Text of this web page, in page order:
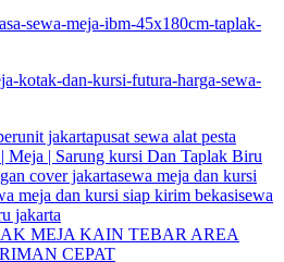
sewa-meja-ibm-45x180cm-taplak-
kotak-dan-kursi-futura-harga-sewa-
jakartapusat sewa alat pesta
Meja | Sarung kursi Dan Taplak Biru
cover jakartasewa meja dan kursi
meja dan kursi siap kirim bekasisewa
jakarta